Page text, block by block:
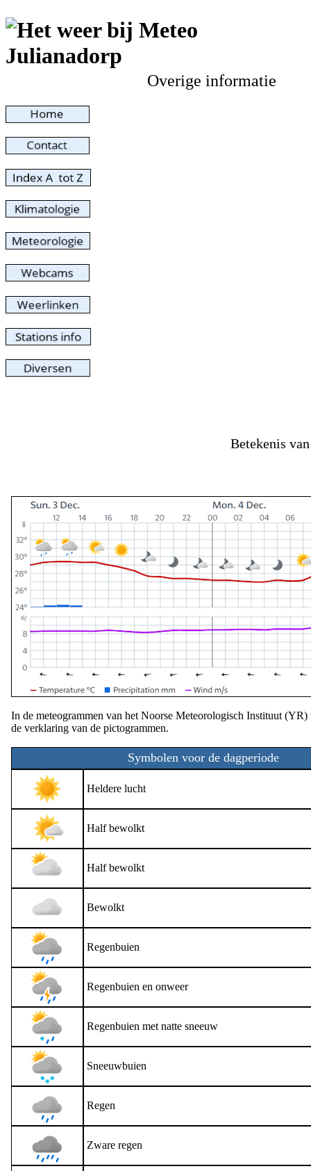
Overige informatie
Betekenis
In de meteogrammen van het Noorse Meteorologisch Instituut
de verklaring van de pictogrammen.
Symbolen voor de dagperiode
Heldere lucht
Half bewolkt
Half bewolkt
Bewolkt
Regenbuien
Regenbuien en onweer
Regenbuien met natte sneeuw
Sneeuwbuien
Regen
Zware regen